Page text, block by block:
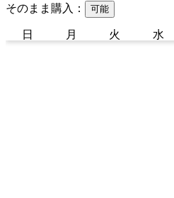
そのまま購入： 可能
日 月 火 水